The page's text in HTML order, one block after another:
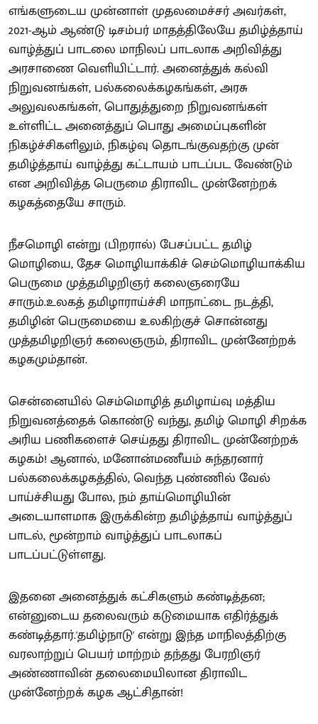
எங்களுடைய முன்னாள் முதலமைச்சர் அவர்கள்,
2021-ஆம் ஆண்டு டிசம்பர் மாதத்திலேயே தமிழ்த்தாய்
வாழ்த்துப் பாடலை மாநிலப் பாடலாக அறிவித்து
அரசாணை வெளியிட்டார். அனைத்துக் கல்வி
நிறுவனங்கள், பல்கலைக்கழகங்கள், அரசு
அலுவலகங்கள், பொதுத்துறை நிறுவனங்கள்
உள்ளிட்ட அனைத்துப் பொது அமைப்புகளின்
நிகழ்ச்சிகளிலும், நிகழ்வு தொடங்குவதற்கு முன்
தமிழ்த்தாய் வாழ்த்து கட்டாயம் பாடப்பட வேண்டும்
என அறிவித்த பெருமை திராவிட முன்னேற்றக்
கழகத்தையே சாரும்.
நீசமொழி என்று (பிறரால்) பேசப்பட்ட தமிழ்
மொழியை, தேச மொழியாக்கிச் செம்மொழியாக்கிய
பெருமை முத்தமிழறிஞர் கலைஞரையே
சாரும்.உலகத் தமிழாராய்ச்சி மாநாட்டை நடத்தி,
தமிழின் பெருமையை உலகிற்குச் சொன்னது
முத்தமிழறிஞர் கலைஞரும், திராவிட முன்னேற்றக்
கழகமும்தான்.
சென்னையில் செம்மொழித் தமிழாய்வு மத்திய
நிறுவனத்தைக் கொண்டு வந்து, தமிழ் மொழி சிறக்க
அரிய பணிகளைச் செய்தது திராவிட முன்னேற்றக்
கழகம்! ஆனால், மனோன்மணீயம் சுந்தரனார்
பல்கலைக்கழகத்தில், வெந்த புண்ணில் வேல்
பாய்ச்சியது போல, நம் தாய்மொழியின்
அடையாளமாக இருக்கின்ற தமிழ்த்தாய் வாழ்த்துப்
பாடல், மூன்றாம் வாழ்த்துப் பாடலாகப்
பாடப்பட்டுள்ளது.
இதனை அனைத்துக் கட்சிகளும் கண்டித்தன;
என்னுடைய தலைவரும் கடுமையாக எதிர்த்துக்
கண்டித்தார்.'தமிழ்நாடு' என்று இந்த மாநிலத்திற்கு
வரலாற்றுப் பெயர் மாற்றம் தந்தது பேரறிஞர்
அண்ணாவின் தலைமையிலான திராவிட
முன்னேற்றக் கழக ஆட்சிதான்!